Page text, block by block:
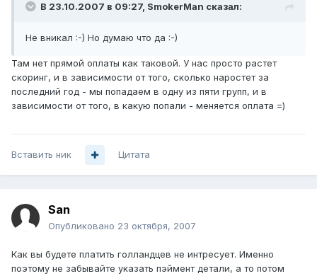
В 23.10.2007 в 09:27, SmokerMan сказал:
Не вникал :-) Но думаю что да :-)
Там нет прямой оплаты как таковой. У нас просто растет
скоринг, и в зависимости от того, сколько наростет за
последний год - мы попадаем в одну из пяти групп, и в
зависимости от того, в какую попали - меняется оплата =)
Вставить ник Цитата
San
Опубликовано 23 октября, 2007
Как вы будете платить голландцев не интресует. Именно
поэтому не забывайте указать пэймент детали, а то потом